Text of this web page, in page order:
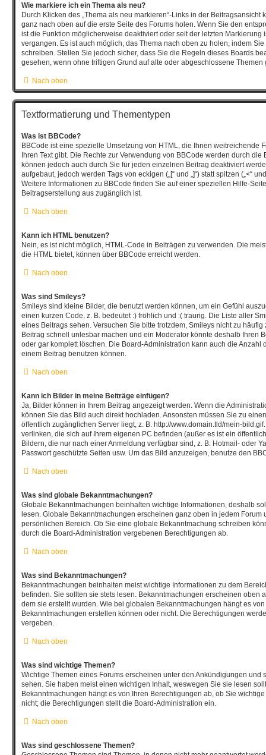
Wie markiere ich ein Thema als neu?
Durch Klicken des „Thema als neu markieren“-Links in der Beitragsansicht
ganz nach oben auf die erste Seite des Forums holen. Wenn Sie den
ist die Funktion möglicherweise deaktiviert oder seit der letzten Markierung
vergangen. Es ist auch möglich, das Thema nach oben zu holen, indem
schreiben. Stellen Sie jedoch sicher, dass Sie die Regeln dieses Boards
gesehen, wenn ohne triftigen Grund auf alte oder abgeschlossene Themen
Nach oben
Textformatierung und Thementypen
Was ist BBCode?
BBCode ist eine spezielle Umsetzung von HTML, die Ihnen weitreichende
Ihren Text gibt. Die Rechte zur Verwendung von BBCode werden durch
können jedoch auch durch Sie für jeden einzelnen Beitrag deaktiviert
aufgebaut, jedoch werden Tags von eckigen („[“ und „]“) statt spitzen („<“
Weitere Informationen zu BBCode finden Sie auf einer speziellen Hilfe-
Beitragserstellung aus zugänglich ist.
Nach oben
Kann ich HTML benutzen?
Nein, es ist nicht möglich, HTML-Code in Beiträgen zu verwenden. Die
die HTML bietet, können über BBCode erreicht werden.
Nach oben
Was sind Smileys?
Smileys sind kleine Bilder, die benutzt werden können, um ein Gefühl
einen kurzen Code, z. B. bedeutet :) fröhlich und :( traurig. Die Liste aller
eines Beitrags sehen. Versuchen Sie bitte trotzdem, Smileys nicht zu
Beitrag schnell unlesbar machen und ein Moderator könnte deshalb Ihren
oder gar komplett löschen. Die Board-Administration kann auch die Anzahl
einem Beitrag benutzen können.
Nach oben
Kann ich Bilder in meine Beiträge einfügen?
Ja, Bilder können in Ihrem Beitrag angezeigt werden. Wenn die
können Sie das Bild auch direkt hochladen. Ansonsten müssen Sie zu
öffentlich zugänglichen Server liegt, z. B. http://www.domain.tld/mein-
verlinken, die sich auf Ihrem eigenen PC befinden (außer es ist ein
Bildern, die nur nach einer Anmeldung verfügbar sind, z. B. Hotmail- oder
Passwort geschützte Seiten usw. Um das Bild anzuzeigen, benutze den
Nach oben
Was sind globale Bekanntmachungen?
Globale Bekanntmachungen beinhalten wichtige Informationen, deshalb
lesen. Globale Bekanntmachungen erscheinen ganz oben in jedem Forum
persönlichen Bereich. Ob Sie eine globale Bekanntmachung schreiben
durch die Board-Administration vergebenen Berechtigungen ab.
Nach oben
Was sind Bekanntmachungen?
Bekanntmachungen beinhalten meist wichtige Informationen zu dem
befinden. Sie sollten sie stets lesen. Bekanntmachungen erscheinen oben
dem sie erstellt wurden. Wie bei globalen Bekanntmachungen hängt es
Bekanntmachungen erstellen können oder nicht. Die Berechtigungen
vergeben.
Nach oben
Was sind wichtige Themen?
Wichtige Themen eines Forums erscheinen unter den Ankündigungen und
sehen. Sie haben meist einen wichtigen Inhalt, weswegen Sie sie lesen
Bekanntmachungen hängt es von Ihren Berechtigungen ab, ob Sie
nicht; die Berechtigungen stellt die Board-Administration ein.
Nach oben
Was sind geschlossene Themen?